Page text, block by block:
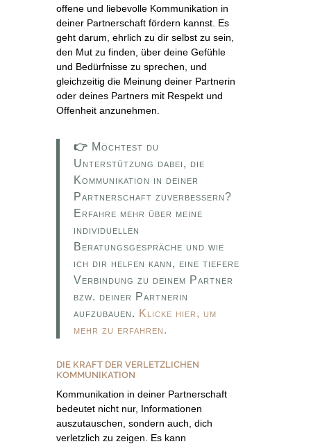
offene und liebevolle Kommunikation in
deiner Partnerschaft fördern kannst. Es
geht darum, ehrlich zu dir selbst zu sein,
den Mut zu finden, über deine Gefühle
und Bedürfnisse zu sprechen, und
gleichzeitig die Meinung deiner Partnerin
oder deines Partners mit Respekt und
Offenheit anzunehmen.
👉 Möchtest du
Unterstützung dabei, die
Kommunikation in deiner
Partnerschaft zuverbessern?
Erfahre mehr über meine
individuellen
Beratungsgespräche und wie
ich dir helfen kann, eine tiefere
Verbindung zu deinem Partner
bzw. deiner Partnerin
aufzubauen. Klicke hier, um
mehr zu erfahren.
DIE KRAFT DER VERLETZLICHEN
KOMMUNIKATION
Kommunikation in deiner Partnerschaft
bedeutet nicht nur, Informationen
auszutauschen, sondern auch, dich
verletzlich zu zeigen. Es kann